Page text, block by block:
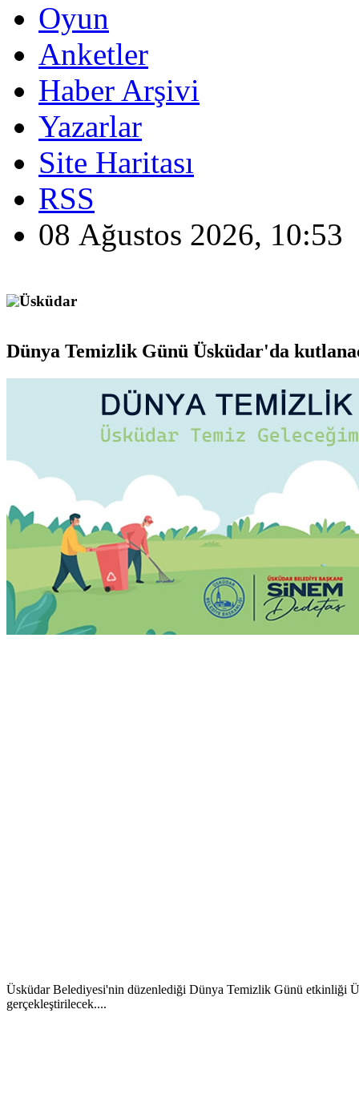
Oyun
Anketler
Haber Arşivi
Yazarlar
Site Haritası
RSS
08 Ağustos 2026, 10:53
Üsküdar
Sinem Dedetaş, ''Önceki döneme dair
Üsküdar Belediye Başkanı Sinem Dedetaş, görevde bulunduğu 27
noktasına getiren bir belediye devralmadık. Belediyenin fina...